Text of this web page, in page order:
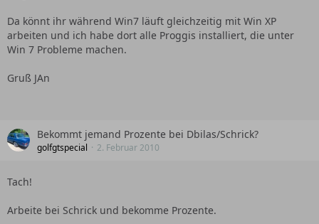
Da könnt ihr während Win7 läuft gleichzeitig mit Win XP
arbeiten und ich habe dort alle Proggis installiert, die unter
Win 7 Probleme machen.
Gruß JAn
Bekommt jemand Prozente bei Dbilas/Schrick?
golfgtspecial 2. Februar 2010
Tach!
Arbeite bei Schrick und bekomme Prozente.